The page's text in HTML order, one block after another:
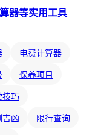
电费计算器
保养项目
技巧
吉凶 限行查询